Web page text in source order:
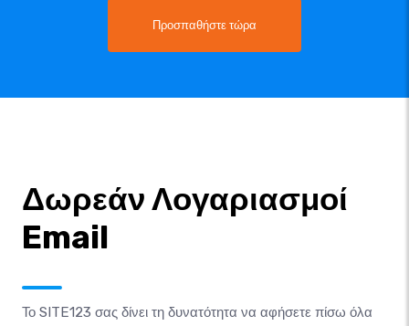
Προσπαθήστε τώρα
Δωρεάν Λογαριασμοί
Email
Το SITE123 σας δίνει τη δυνατότητα να αφήσετε πίσω όλα